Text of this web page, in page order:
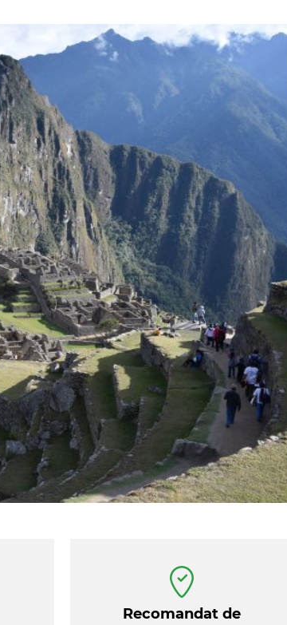
arhitectural extins ce cuprinde
biserica iezuitilor si priveliste
a lungul a 4,000 metri de vale si
din zona.
ce gazduiesc comunitati cu o vie
consructii in stil pre-columbian si
precum Tambomachay, fortareata
muntelui Andean ce ofera o
al fascinantei istoriei incase.
va va purta printr-o incursiune in
textile, picturi si obiecte de
traditionala dulce pe baza de
Recomandat de